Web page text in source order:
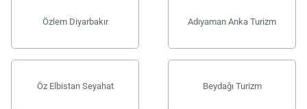
Özlem Diyarbakır Adıyaman Anka Turizm
Öz Elbistan Seyahat Beydağı Turizm